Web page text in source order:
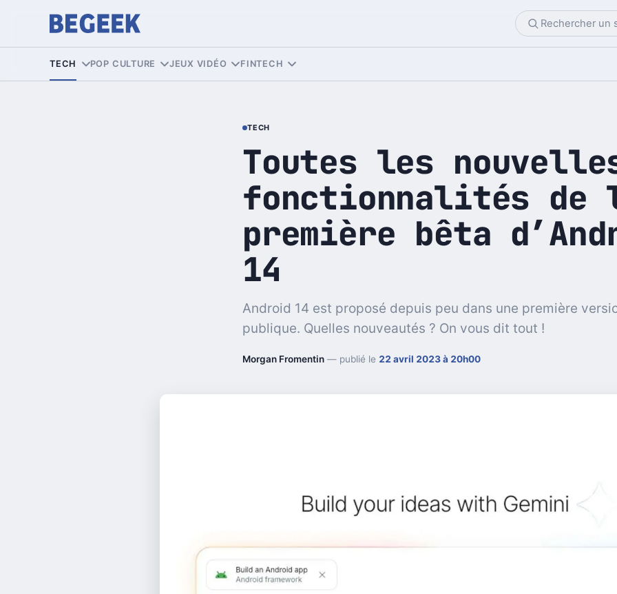
TECH POP CULTURE JEUX VIDÉO FINTECH
TECH
Toutes les
fonctionnalités de
première bêta
14
Android 14 est proposé depuis peu dans une première
publique. Quelles nouveautés ? On vous dit tout !
Morgan Fromentin — publié le 22 avril 2023 à 20h00